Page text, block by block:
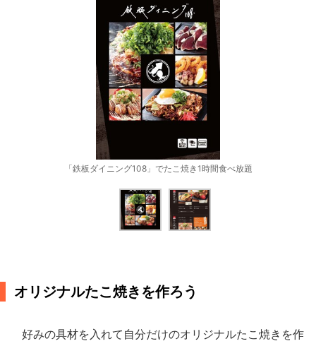
「鉄板ダイニング108」でたこ焼き1時間食べ放題
オリジナルたこ焼きを作ろう
好みの具材を入れて自分だけのオリジナルたこ焼きを作